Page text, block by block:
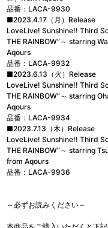
品番：LACA-9930
■2023.4.17（月）Release
LoveLive! Sunshine!! Third
THE RAINBOW”～ starring
Aqours
品番：LACA-9932
■2023.6.13（火）Release
LoveLive! Sunshine!! Third
THE RAINBOW”～ starring
Aqours
品番：LACA-9934
■2023.7.13（木）Release
LoveLive! Sunshine!! Third
THE RAINBOW”～ starring
from Aqours
品番：LACA-9936
～必ずお読みください～